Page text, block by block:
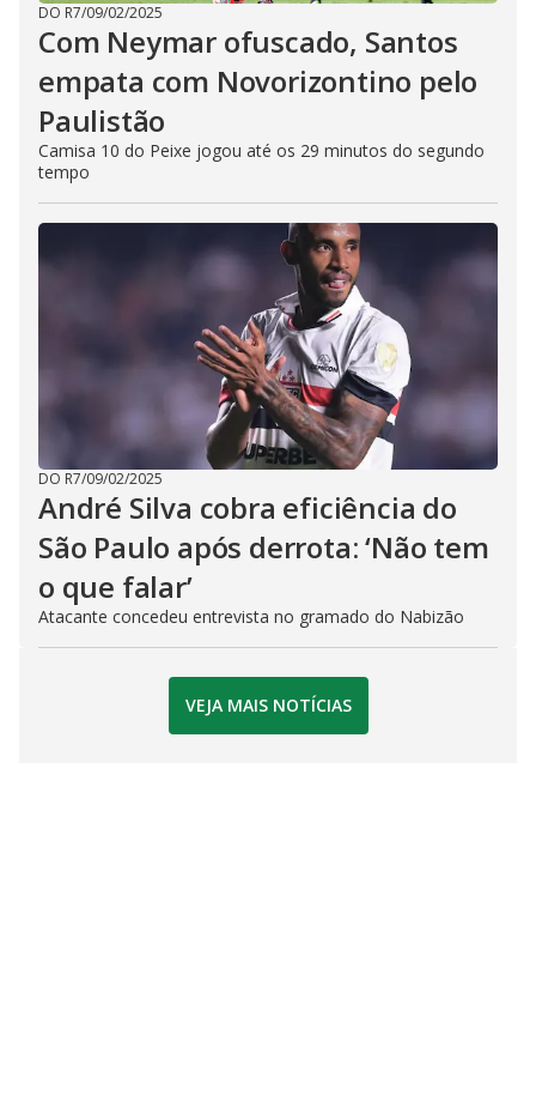
DO R7/09/02/2025
Com Neymar ofuscado, Santos
empata com Novorizontino pelo
Paulistão
Camisa 10 do Peixe jogou até os 29 minutos do segundo
tempo
DO R7/09/02/2025
André Silva cobra eficiência do
São Paulo após derrota: ‘Não tem
o que falar’
Atacante concedeu entrevista no gramado do Nabizão
VEJA MAIS NOTÍCIAS